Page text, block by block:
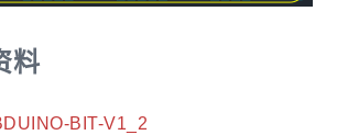
料
BIT-V1_2